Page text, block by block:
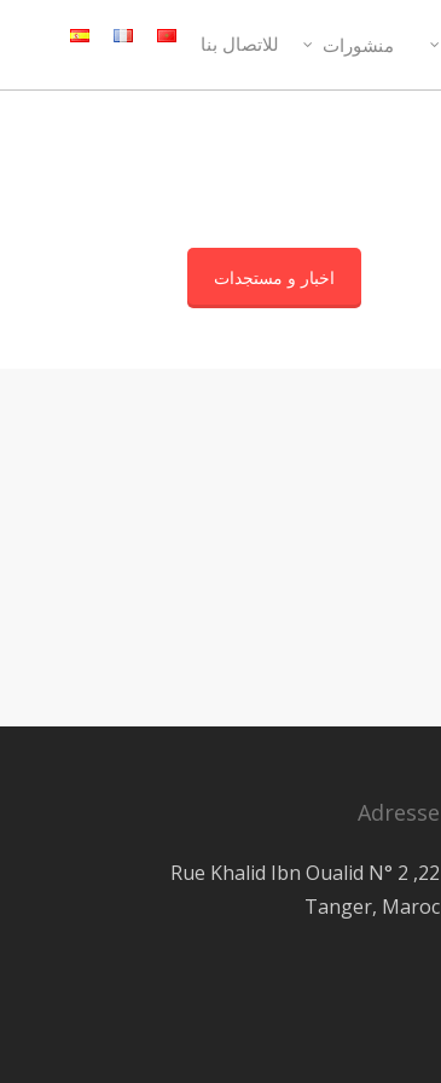
منشورات للاتصال بنا
اخبار و مستجدات
Adresse
22, Rue Khalid Ibn Oualid N° 2
Tanger, Maroc